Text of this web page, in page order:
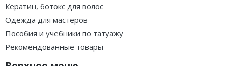
Кератин, ботокс для волос
Одежда для мастеров
Пособия и учебники по татуажу
Рекомендованные товары